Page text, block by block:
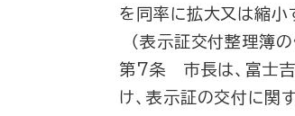
を同率に拡大又は縮小
（表示証交付整理簿の
第7条 市長は、富士吉
け、表示証の交付に関